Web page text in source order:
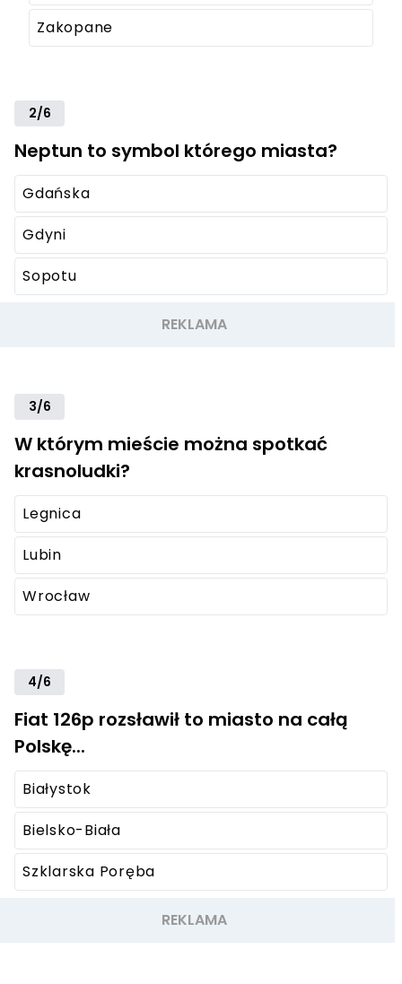
Zakopane
2/6
Neptun to symbol którego miasta?
Gdańska
Gdyni
Sopotu
3/6
W którym mieście można spotkać
krasnoludki?
Legnica
Lubin
Wrocław
4/6
Fiat 126p rozsławił to miasto na całą
Polskę...
Białystok
Bielsko-Biała
Szklarska Poręba